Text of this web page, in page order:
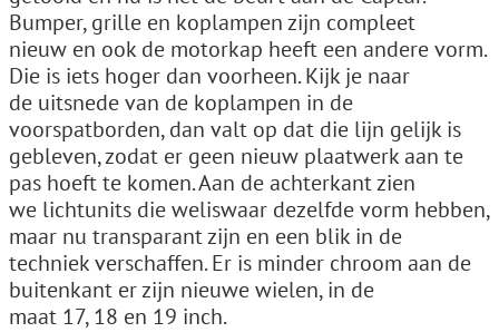
Bumper, grille en koplampen zijn compleet
nieuw en ook de motorkap heeft een andere vorm.
Die is iets hoger dan voorheen. Kijk je naar
de uitsnede van de koplampen in de
voorspatborden, dan valt op dat die lijn gelijk is
gebleven, zodat er geen nieuw plaatwerk aan te
pas hoeft te komen. Aan de achterkant zien
we lichtunits die weliswaar dezelfde vorm hebben,
maar nu transparant zijn en een blik in de
techniek verschaffen. Er is minder chroom aan de
buitenkant er zijn nieuwe wielen, in de
maat 17, 18 en 19 inch.